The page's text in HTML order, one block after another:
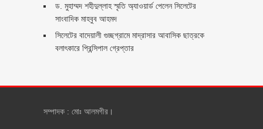
ড. মুহাম্মদ শহীদুল্লাহ স্মৃতি অ্যাওয়ার্ড পেলেন সিলেটের
সাংবাদিক মাহবুব আহমদ
সিলেটের বাদেয়ালী গুচ্ছগ্রামে মাদ্রাসার আবাসিক ছাত্রকে
বলাৎকারে প্রিন্সিপাল গ্রেপ্তার ‎
সম্পাদক : মোঃ আলমগীর।